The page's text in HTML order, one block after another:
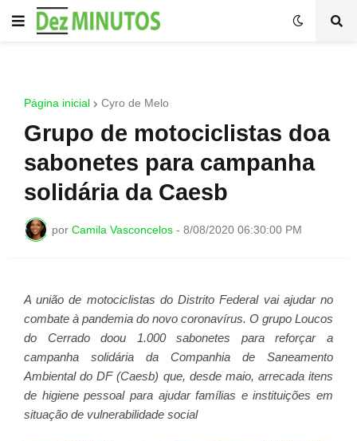
Página inicial Cyro de Melo
Grupo de motociclistas doa
sabonetes para campanha
solidária da Caesb
por Camila Vasconcelos - 8/08/2020 06:30:00 PM
A união de motociclistas do Distrito Federal vai ajudar no
combate à pandemia do novo coronavírus. O grupo Loucos
do Cerrado doou 1.000 sabonetes para reforçar a
campanha solidária da Companhia de Saneamento
Ambiental do DF (Caesb) que, desde maio, arrecada itens
de higiene pessoal para ajudar famílias e instituições em
situação de vulnerabilidade social